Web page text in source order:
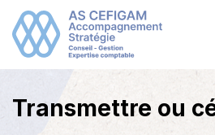
Transmettre ou